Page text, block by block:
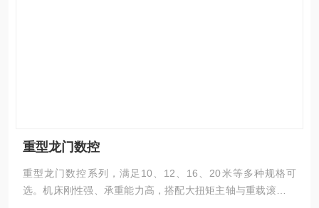
重型龙门数控
重型龙门数控系列，满足10、12、16、20米等多种规格可
选。机床刚性强、承重能力高，搭配大扭矩主轴与重载滚柱线